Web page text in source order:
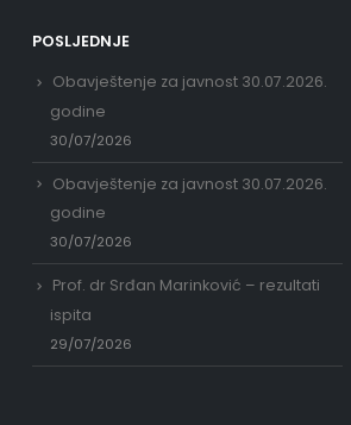
POSLJEDNJE
Obavještenje za javnost 30.07.2026.
godine
30/07/2026
Obavještenje za javnost 30.07.2026.
godine
30/07/2026
Prof. dr Srđan Marinković – rezultati
ispita
29/07/2026